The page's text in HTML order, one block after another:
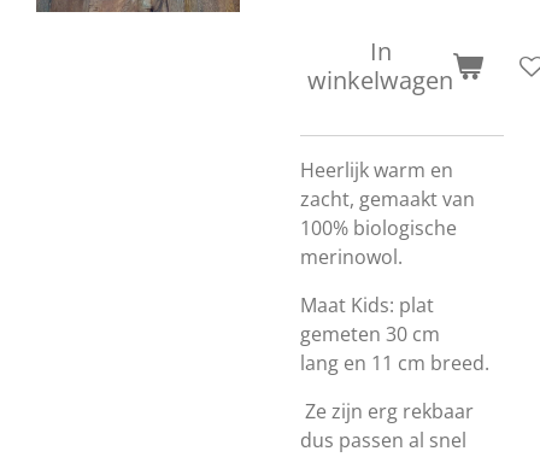
In
winkelwagen
Heerlijk warm en
zacht, gemaakt van
100% biologische
merinowol.
Maat Kids: plat
gemeten 30 cm
lang en 11 cm breed.
Ze zijn erg rekbaar
dus passen al snel